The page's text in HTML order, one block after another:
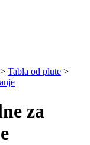
> Tabla od plute >
za